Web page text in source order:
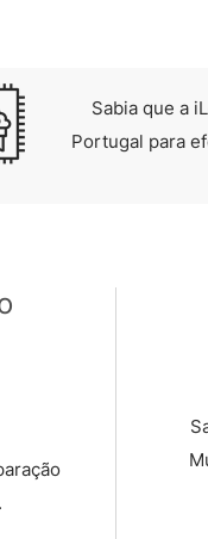
Sabia que a
Portugal para